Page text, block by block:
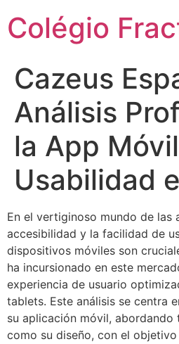
Colégio
Cazeus
Análisis
la App
Usabilidad
En el vertiginoso mundo de las
accesibilidad y la facilidad de
dispositivos móviles son
ha incursionado en este
experiencia de usuario
tablets. Este análisis se centra
su aplicación móvil, abordando
como su diseño, con el